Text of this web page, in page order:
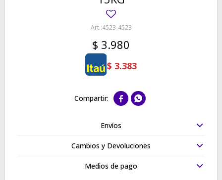
4523-4523
$ 3.980
$ 3.383
 
Envíos
Cambios y Devoluciones
Medios de pago